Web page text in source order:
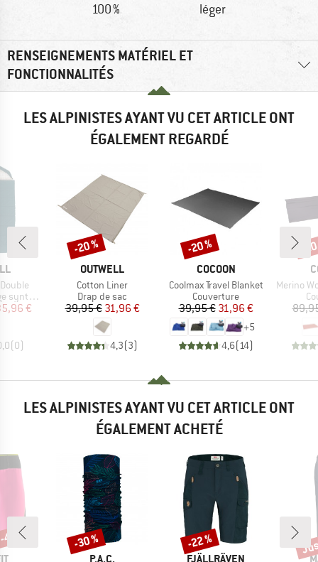
100 %
léger
RENSEIGNEMENTS MATÉRIEL ET
FONCTIONNALITÉS
LES ALPINISTES AYANT VU CET ARTICLE ONT
ÉGALEMENT REGARDÉ
réduit
€
(0)
MARQUE
OUTWELL
Article
Cotton Liner
Product group
Drap de sac
Prix
39,95 €Prix réduit
31,96 €
4,3(3)
Remise
-20 %
MARQUE
COCOON
Article
Coolmax Travel Blanket
Product group
Couverture
Prix
39,95 €Prix réduit
31,96 €
+5
4,6( 14)
Remise
-20 %
Article
Merino Wool
-
LES ALPINISTES AYANT VU CET ARTICLE ONT
ÉGALEMENT ACHETÉ
%
MARQUE
P.A.C.
Remise
-30 %
MARQUE
FJÄLLRÄVEN
Remise
-22 %